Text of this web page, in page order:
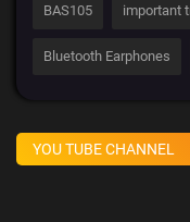
BAS105 important
Bluetooth Earphones
YOU TUBE CHANNEL